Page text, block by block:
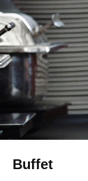
Buffet